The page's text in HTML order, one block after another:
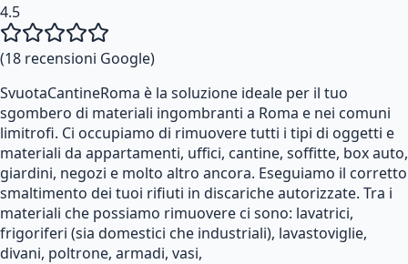
4.5
(18 recensioni Google)
SvuotaCantineRoma è la soluzione ideale per il tuo
sgombero di materiali ingombranti a Roma e nei comuni
limitrofi. Ci occupiamo di rimuovere tutti i tipi di oggetti e
materiali da appartamenti, uffici, cantine, soffitte, box auto,
giardini, negozi e molto altro ancora. Eseguiamo il corretto
smaltimento dei tuoi rifiuti in discariche autorizzate. Tra i
materiali che possiamo rimuovere ci sono: lavatrici,
frigoriferi (sia domestici che industriali), lavastoviglie,
divani, poltrone, armadi, vasi,